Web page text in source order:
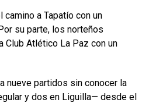
camino a Tapatío con un
su parte, los norteños
Club Atlético La Paz con un
nueve partidos sin conocer la
y dos en Liguilla— desde el